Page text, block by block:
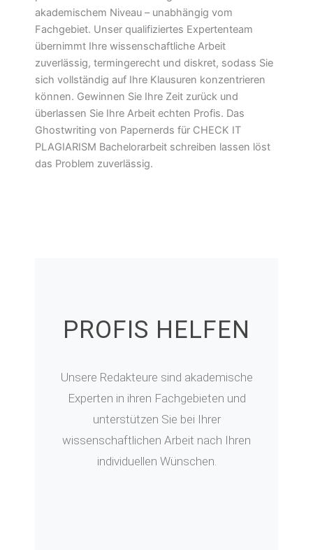
akademischem Niveau – unabhängig vom
Fachgebiet. Unser qualifiziertes Expertenteam
übernimmt Ihre wissenschaftliche Arbeit
zuverlässig, termingerecht und diskret, sodass Sie
sich vollständig auf Ihre Klausuren konzentrieren
können. Gewinnen Sie Ihre Zeit zurück und
überlassen Sie Ihre Arbeit echten Profis. Das
Ghostwriting von Papernerds für CHECK IT
PLAGIARISM Bachelorarbeit schreiben lassen löst
das Problem zuverlässig.
PROFIS HELFEN
Unsere Redakteure sind akademische
Experten in ihren Fachgebieten und
unterstützen Sie bei Ihrer
wissenschaftlichen Arbeit nach Ihren
individuellen Wünschen.